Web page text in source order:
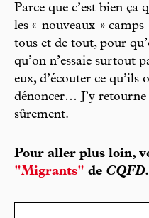
Parce que c’est bien ça
les « nouveaux »
tous et de tout, pour
qu’on n’essaie surtout
eux, d’écouter ce qu’ils
dénoncer… J’y
sûrement.
Pour aller plus loin,
"Migrants" de CQFD.